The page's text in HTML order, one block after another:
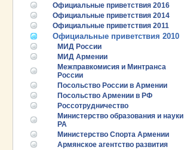
Официальные приветствия 2016
Официальные приветствия 2014
Официальные приветствия 2011
Официальные приветствия 2010
МИД России
МИД Армении
Межправкомисия и Минтранса
России
Посольство России в Армении
Посольство Армении в РФ
Россотрудничество
Министерство образования и науки
РА
Министерство Спорта Армении
Армянское агентство развития